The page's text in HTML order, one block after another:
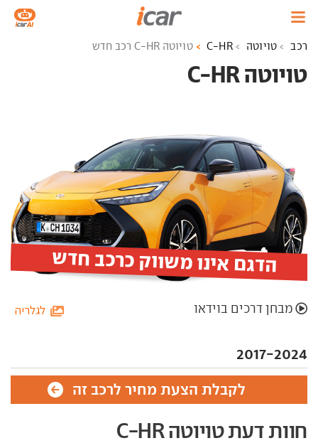
רכב טויוטה C-HR טויוטה C-HR רכב חדש
טויוטה C-HR ‏
2017-2024
הדגם אינו משווק כרכב חדש
לגלריה מבחן דרכים בוידאו
לקבלת הצעת מחיר לרכב זה
חוות דעת טויוטה C-HR